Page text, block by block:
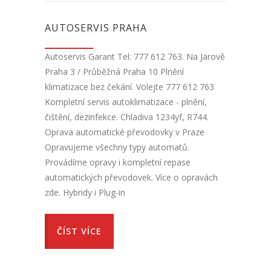
AUTOSERVIS PRAHA
Autoservis Garant Tel: 777 612 763. Na Jarově
Praha 3 / Průběžná Praha 10 Plnění
klimatizace bez čekání. Volejte 777 612 763
Kompletní servis autoklimatizace - plnění,
čištění, dezinfekce. Chladiva 1234yf, R744.
Oprava automatické převodovky v Praze
Opravujeme všechny typy automatů.
Provádíme opravy i kompletní repase
automatických převodovek. Více o opravách
zde. Hybridy i Plug-in
ČÍST VÍCE